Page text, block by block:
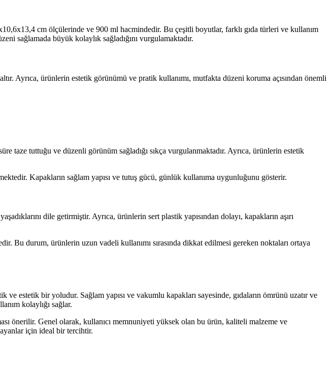
cm ölçülerinde ve 900 ml hacmindedir. Bu çeşitli boyutlar, farklı gıda türleri ve kullanım
sağlamada büyük kolaylık sağladığını vurgulamaktadır.
Ayrıca, ürünlerin estetik görünümü ve pratik kullanımı, mutfakta düzeni koruma açısından önemli
taze tuttuğu ve düzenli görünüm sağladığı sıkça vurgulanmaktadır. Ayrıca, ürünlerin estetik
Kapakların sağlam yapısı ve tutuş gücü, günlük kullanıma uygunluğunu gösterir.
dile getirmiştir. Ayrıca, ürünlerin sert plastik yapısından dolayı, kapakların aşırı
Bu durum, ürünlerin uzun vadeli kullanımı sırasında dikkat edilmesi gereken noktaları ortaya
ve estetik bir yoludur. Sağlam yapısı ve vakumlu kapakları sayesinde, gıdaların ömrünü uzatır ve
kolaylığı sağlar.
önerilir. Genel olarak, kullanıcı memnuniyeti yüksek olan bu ürün, kaliteli malzeme ve
için ideal bir tercihtir.